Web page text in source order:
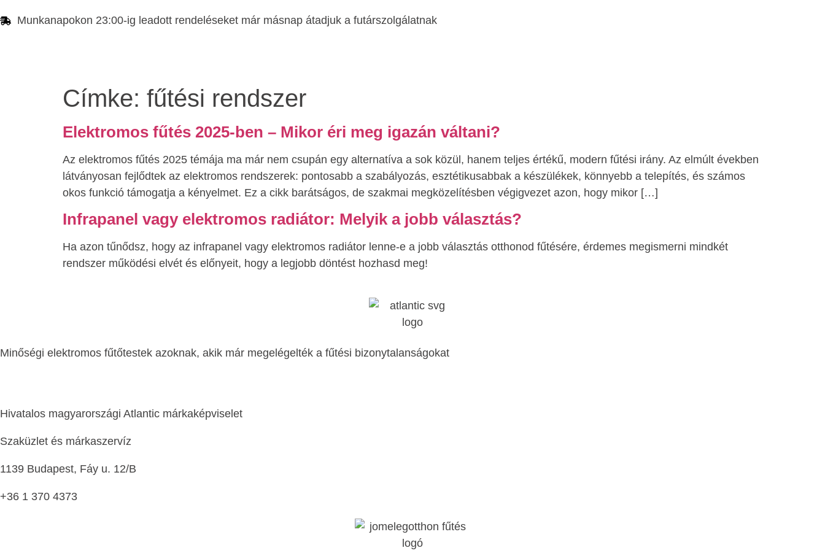
Munkanapokon 23:00-ig leadott rendeléseket már másnap átadjuk a futárszolgálatnak
Címke: fűtési rendszer
Elektromos fűtés 2025-ben – Mikor éri meg igazán váltani?
Az elektromos fűtés 2025 témája ma már nem csupán egy alternatíva a sok közül, hanem teljes értékű, modern fűtési irány. Az elmúlt években
látványosan fejlődtek az elektromos rendszerek: pontosabb a szabályozás, esztétikusabbak a készülékek, könnyebb a telepítés, és számos
okos funkció támogatja a kényelmet. Ez a cikk barátságos, de szakmai megközelítésben végigvezet azon, hogy mikor […]
Infrapanel vagy elektromos radiátor: Melyik a jobb választás?
Ha azon tűnődsz, hogy az infrapanel vagy elektromos radiátor lenne-e a jobb választás otthonod fűtésére, érdemes megismerni mindkét
rendszer működési elvét és előnyeit, hogy a legjobb döntést hozhasd meg!
Minőségi elektromos fűtőtestek azoknak, akik már megelégelték a fűtési bizonytalanságokat
Hivatalos magyarországi Atlantic márkaképviselet
Szaküzlet és márkaszervíz
1139 Budapest, Fáy u. 12/B
+36 1 370 4373